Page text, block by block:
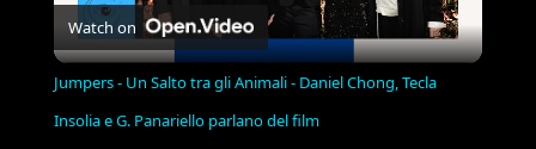
Video
Watch on
Jumpers - Un Salto tra gli Animali - Daniel Chong, Tecla
Insolia e G. Panariello parlano del film